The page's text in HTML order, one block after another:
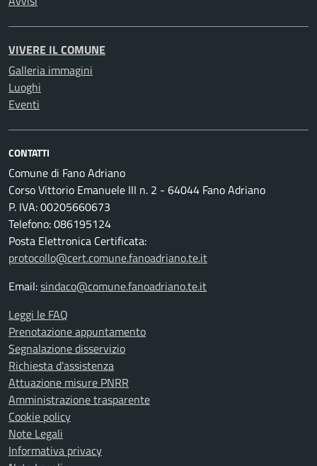
VIVERE IL COMUNE
Galleria immagini
Luoghi
Eventi
CONTATTI
Comune di Fano Adriano
Corso Vittorio Emanuele III n. 2 - 64044 Fano Adriano
P. IVA: 00205660673
Telefono: 086195124
Posta Elettronica Certificata:
protocollo@cert.comune.fanoadriano.te.it
Email:sindaco@comune.fanoadriano.te.it
Leggi le FAQ
Prenotazione appuntamento
Segnalazione disservizio
Richiesta d'assistenza
Attuazione misure PNRR
Amministrazione trasparente
Cookie policy
Note Legali
Informativa privacy